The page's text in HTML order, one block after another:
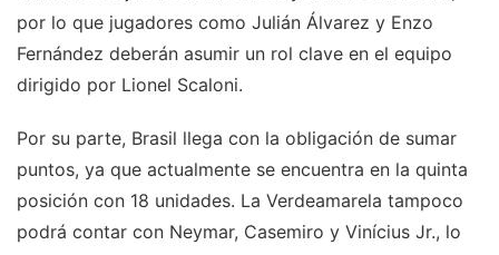
por lo que jugadores como Julián Álvarez y Enzo
Fernández deberán asumir un rol clave en el equipo
dirigido por Lionel Scaloni.
Por su parte, Brasil llega con la obligación de sumar
puntos, ya que actualmente se encuentra en la quinta
posición con 18 unidades. La Verdeamarela tampoco
podrá contar con Neymar, Casemiro y Vinícius Jr., lo